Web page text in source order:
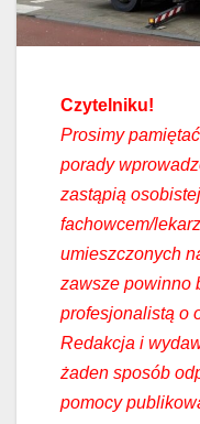
Czytelniku!
Prosimy
porady
zastąpią
fachowcem/
umieszczonych
zawsze powinno
profesjonalistą o
Redakcja i
żaden sposób
pomocy